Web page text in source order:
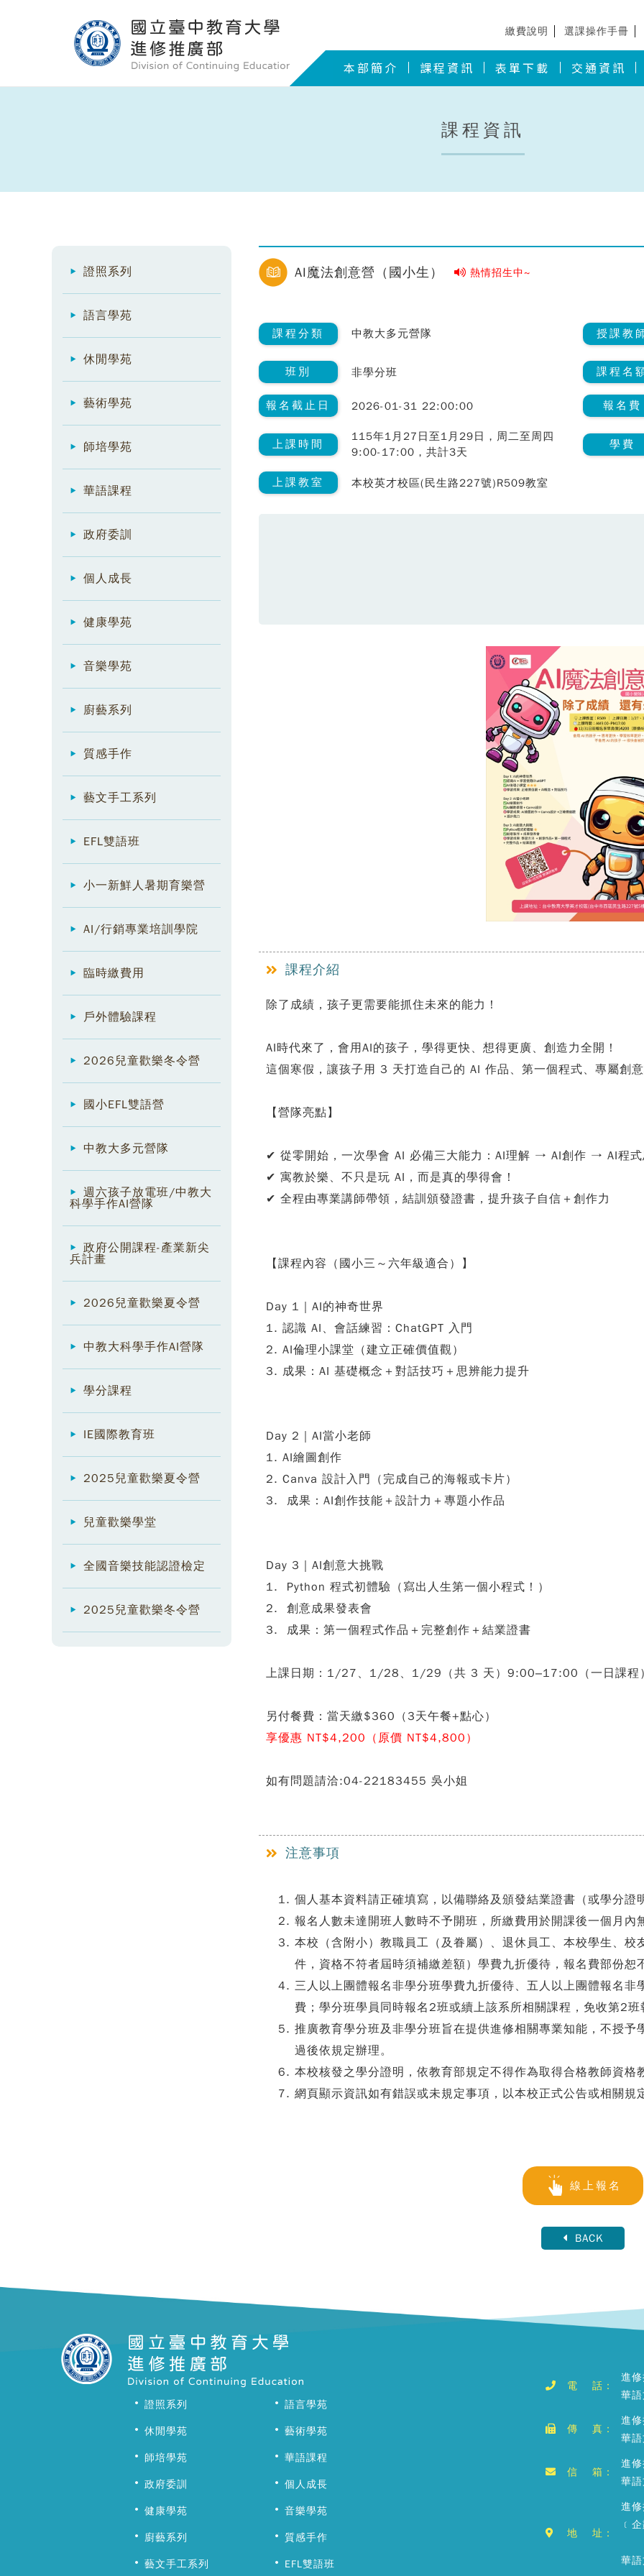
繳費說明 選課操作手冊
本部簡介 課程資訊 表單下載 交通資訊
課程資訊
證照系列
語言學苑
休閒學苑
藝術學苑
師培學苑
華語課程
政府委訓
個人成長
健康學苑
音樂學苑
廚藝系列
質感手作
藝文手工系列
EFL雙語班
小一新鮮人暑期育樂營
AI/行銷專業培訓學院
臨時繳費用
戶外體驗課程
2026兒童歡樂冬令營
國小EFL雙語營
中教大多元營隊
週六孩子放電班/中教大
科學手作AI營隊
政府公開課程-產業新尖
兵計畫
2026兒童歡樂夏令營
中教大科學手作AI營隊
學分課程
IE國際教育班
2025兒童歡樂夏令營
兒童歡樂學堂
全國音樂技能認證檢定
2025兒童歡樂冬令營
AI魔法創意營（國小生） 熱情招生中~
課程分類 中教大多元營隊 授課教
班別 非學分班 課程名
報名截止日 2026-01-31 22:00:00 報名費
上課時間
115年1月27日至1月29日，周二至周四
9:00-17:00，共計3天
學費
上課教室 本校英才校區(民生路227號)R509教室
課程介紹
除了成績，孩子更需要能抓住未來的能力！
AI時代來了，會用AI的孩子，學得更快、想得更廣、創造力全開！
這個寒假，讓孩子用 3 天打造自己的 AI 作品、第一個程式、專屬創意
【營隊亮點】
✔ 從零開始，一次學會 AI 必備三大能力：AI理解 → AI創作 → AI程式
✔ 寓教於樂、不只是玩 AI，而是真的學得會！
✔ 全程由專業講師帶領，結訓頒發證書，提升孩子自信＋創作力
【課程內容（國小三～六年級適合）】
Day 1｜AI的神奇世界
1. 認識 AI、會話練習：ChatGPT 入門
2. AI倫理小課堂（建立正確價值觀）
3. 成果：AI 基礎概念＋對話技巧＋思辨能力提升
Day 2｜AI當小老師
1. AI繪圖創作
2. Canva 設計入門（完成自己的海報或卡片）
3. 成果：AI創作技能＋設計力＋專題小作品
Day 3｜AI創意大挑戰
1. Python 程式初體驗（寫出人生第一個小程式！）
2. 創意成果發表會
3. 成果：第一個程式作品＋完整創作＋結業證書
上課日期：1/27、1/28、1/29（共 3 天） 9:00–17:00（一日課程）
另付餐費：當天繳$360（3天午餐+點心）
享優惠 NT$4,200（原價 NT$4,800）
如有問題請洽:04-22183455 吳小姐
注意事項
個人基本資料請正確填寫，以備聯絡及頒發結業證書（或學分證
報名人數未達開班人數時不予開班，所繳費用於開課後一個月內
本校（含附小）教職員工（及眷屬）、退休員工、本校學生、
件，資格不符者屆時須補繳差額）學費九折優待，報名費部份恕
三人以上團體報名非學分班學費九折優待、五人以上團體報名
費；學分班學員同時報名2班或續上該系所相關課程，免收第2班
推廣教育學分班及非學分班旨在提供進修相關專業知能，不授
過後依規定辦理。
本校核發之學分證明，依教育部規定不得作為取得合格教師資格
網頁顯示資訊如有錯誤或未規定事項，以本校正式公告或相關規
線上報名
BACK
證照系列 語言學苑
休閒學苑 藝術學苑
師培學苑 華語課程
政府委訓 個人成長
健康學苑 音樂學苑
廚藝系列 質感手作
藝文手工系列 EFL雙語班
電 話：
進
華
傳 真：
進
華
信 箱：
進
華
地 址：
進
﹝
華